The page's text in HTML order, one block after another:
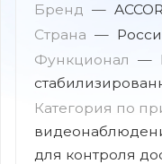
Бренд —
Страна —
Функционал —
Категория по
для контроля